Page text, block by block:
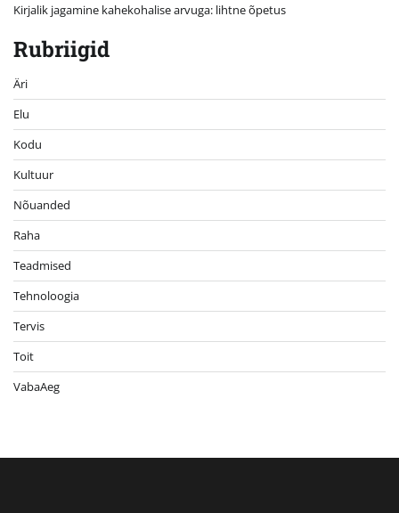
Kirjalik jagamine kahekohalise arvuga: lihtne õpetus
Rubriigid
Äri
Elu
Kodu
Kultuur
Nõuanded
Raha
Teadmised
Tehnoloogia
Tervis
Toit
VabaAeg